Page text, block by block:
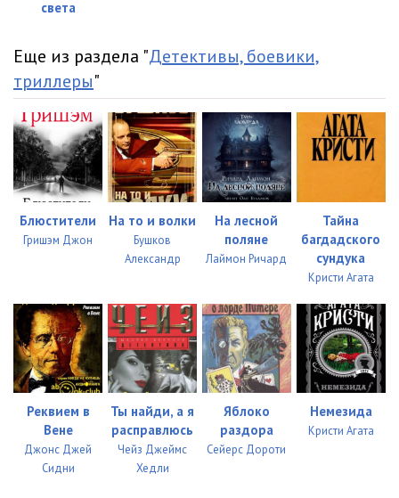
0020
0021
0022
0023 10:07
0024 09:28
0025
0026 10:02
10:09
0028 10:04
0029 10:08
0030 09:07
0031 10:02
0032
света
Еще из раздела "Детективы, боевики,
триллеры"
Блюстители
Гришэм Джон
На то и волки
Бушков
Александр
На лесной
поляне
Лаймон Ричард
Тайна
багдадского
сундука
Кристи Агата
Реквием в
Вене
Джонс Джей
Сидни
Ты найди, а я
расправлюсь
Чейз Джеймс
Хедли
Яблоко
раздора
Сейерс Дороти
Немезида
Кристи Агата